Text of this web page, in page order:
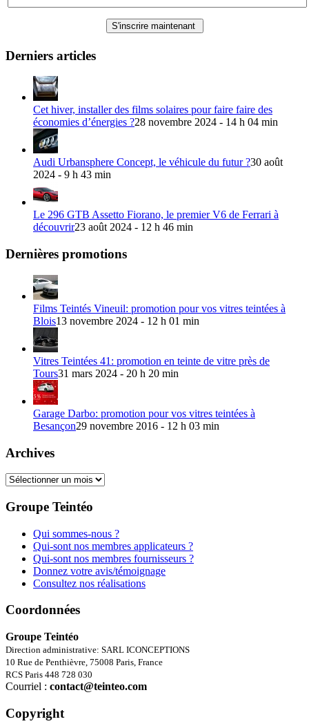
Derniers articles
Cet hiver, installer des films solaires pour faire faire des
économies d’énergies ?28 novembre 2024 - 14 h 04 min
Audi Urbansphere Concept, le véhicule du futur ?30 août
2024 - 9 h 43 min
Le 296 GTB Assetto Fiorano, le premier V6 de Ferrari à
découvrir23 août 2024 - 12 h 46 min
Dernières promotions
Films Teintés Vineuil: promotion pour vos vitres teintées à
Blois13 novembre 2024 - 12 h 01 min
Vitres Teintées 41: promotion en teinte de vitre près de
Tours31 mars 2024 - 20 h 20 min
Garage Darbo: promotion pour vos vitres teintées à
Besançon29 novembre 2016 - 12 h 03 min
Archives
Archives
Groupe Teintéo
Qui sommes-nous ?
Qui-sont nos membres applicateurs ?
Qui-sont nos membres fournisseurs ?
Donnez votre avis/témoignage
Consultez nos réalisations
Coordonnées
Groupe Teintéo
Direction administrative: SARL ICONCEPTIONS
10 Rue de Penthièvre, 75008 Paris, France
RCS Paris 448 728 030
Courriel : contact@teinteo.com
Copyright